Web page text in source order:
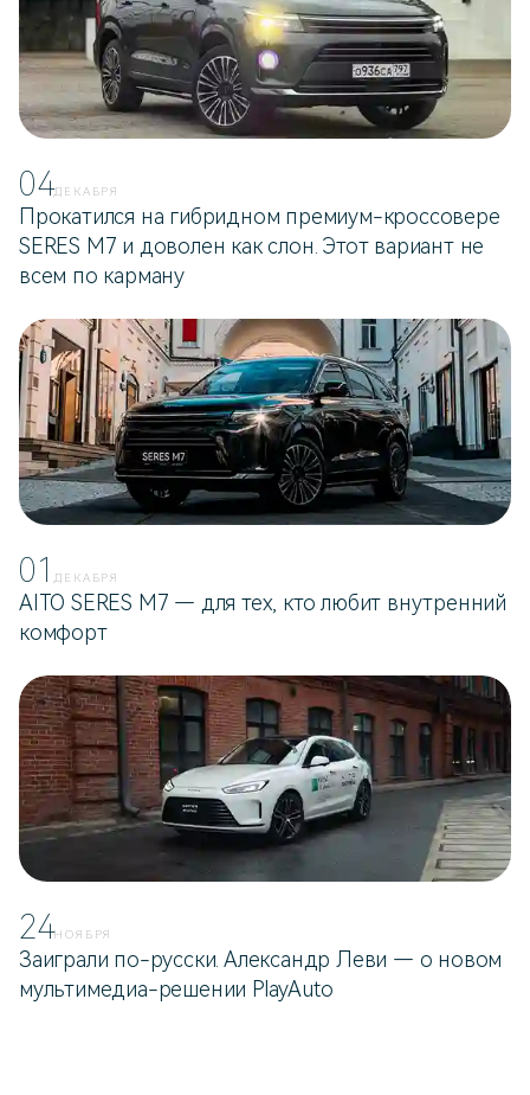
04ДЕКАБРЯ
Прокатился на гибридном премиум-кроссовере
SERES M7 и доволен как слон. Этот вариант не
всем по карману
01 ДЕКАБРЯ
AITO SERES M7 — для тех, кто любит внутренний
комфорт
24НОЯБРЯ
Заиграли по-русски. Александр Леви — о новом
мультимедиа-решении PlayAuto